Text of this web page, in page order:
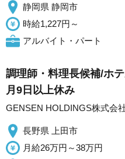
静岡県 静岡市
時給1,227円～
アルバイト・パート
調理師・料理長候補/ホ
月9日以上休み
GENSEN HOLDINGS株式会
長野県 上田市
月給26万円～38万円